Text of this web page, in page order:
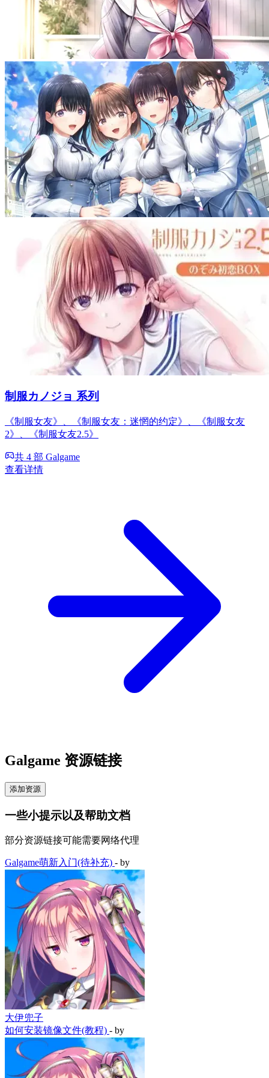
制服カノジョ 系列
《制服女友》、《制服女友：迷惘的约定》、《制服女友
2》、《制服女友2.5》
共 4 部 Galgame
查看详情
Galgame 资源链接
添加资源
一些小提示以及帮助文档
部分资源链接可能需要网络代理
Galgame萌新入门(待补充) - by
大伊兜子
如何安装镜像文件(教程) - by